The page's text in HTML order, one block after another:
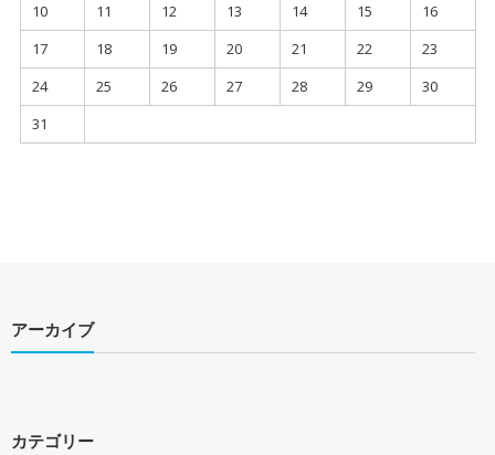
10
11 12 13 14 15
16
17
18 19 20 21 22
23
24
25 26 27 28 29
30
31
アーカイブ
カテゴリー